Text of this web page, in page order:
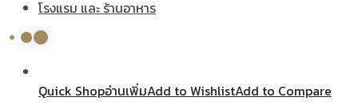
โรงแรม และ ร้านอาหาร
Quick Shopอ่านเพิ่มAdd to WishlistAdd to Compare